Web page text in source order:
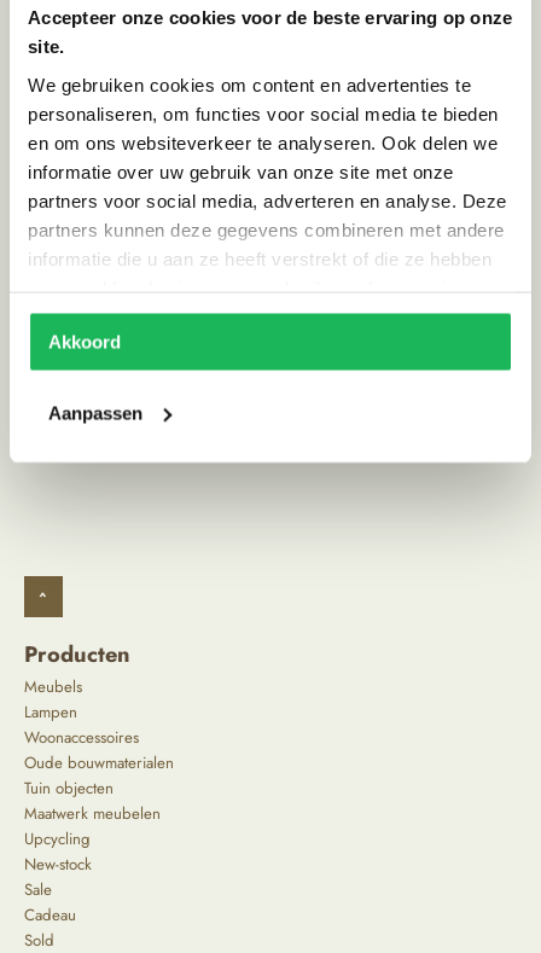
Accepteer onze cookies voor de beste ervaring op onze
site.
We gebruiken cookies om content en advertenties te
personaliseren, om functies voor social media te bieden
en om ons websiteverkeer te analyseren. Ook delen we
informatie over uw gebruik van onze site met onze
partners voor social media, adverteren en analyse. Deze
partners kunnen deze gegevens combineren met andere
informatie die u aan ze heeft verstrekt of die ze hebben
Akkoord
Aanpassen
Specificaties
300 x 200 x 3
Kleur Wit, Zwart
Stijl Scandinavisch | Ibiza vibe
Alternatieve producten
^
Producten
Meubels
Lampen
Woonaccessoires
Oude bouwmaterialen
Tuin objecten
Maatwerk meubelen
Upcycling
New-stock
Sale
Cadeau
Sold